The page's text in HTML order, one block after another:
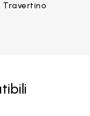
Travertino